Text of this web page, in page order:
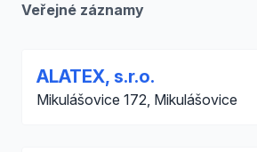
Veřejné záznamy
ALATEX, s.r.o.
Mikulášovice 172, Mikulášovice